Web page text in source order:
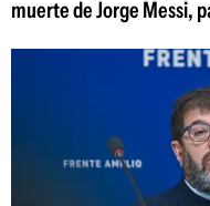
muerte de Jorge Messi,